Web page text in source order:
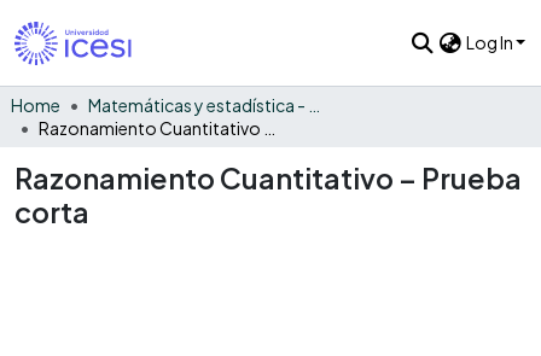
Log In
Home
Razonamiento Cuantitativo – Prueba
corta